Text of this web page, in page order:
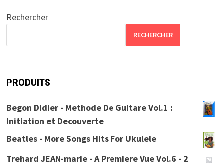
Rechercher
RECHERCHER
PRODUITS
Begon Didier - Methode De Guitare Vol.1 :
Initiation et Decouverte
Beatles - More Songs Hits For Ukulele
Trehard JEAN-marie - A Premiere Vue Vol.6 - 2